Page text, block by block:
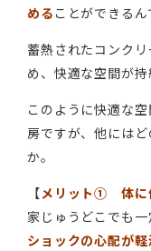
める ことができるん
蓄熱されたコンク
め、快適な空間が持
このように快適な
房ですが、他には
か。
【メリット① 体に
家じゅうどこでも一
ショックの心配が軽